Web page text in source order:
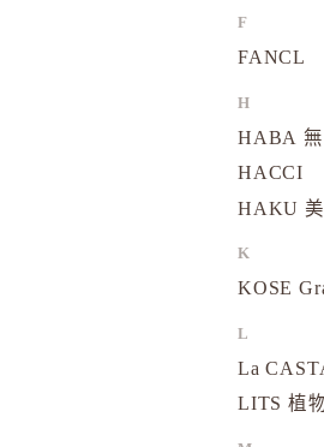
F
FANCL
H
HABA
HACCI
HAKU
K
KOSE
L
La
LITS 植